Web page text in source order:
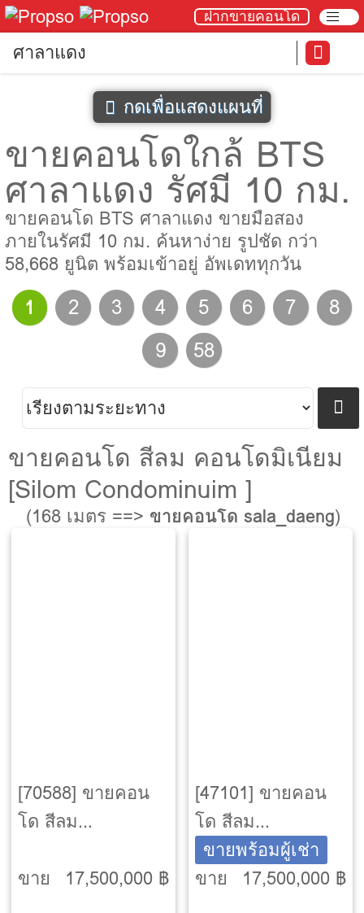
ศาลาแดง
ฝากขายคอนโด
กดเพื่อแสดงแผนที่
ขายคอนโดใกล้ BTS
ศาลาแดง รัศมี 10 กม.
ขายคอนโด BTS ศาลาแดง ขายมือสอง
ภายในรัศมี 10 กม. ค้นหาง่าย รูปชัด กว่า
58,668 ยูนิต พร้อมเข้าอยู่ อัพเดททุกวัน
1 2 3 4 5 6 7
8
9
58
ขายคอนโด สีลม คอนโดมิเนียม
[Silom Condominuim ]
(168 เมตร ==> ขายคอนโด sala_daeng)
[70588] ขายคอน
โด สีลม
[Silom
ขาย 17,500,000 ฿
[47101] ขายคอน
โด สีลม
คอนโดมิเนียม
[Silom
ขายพร้อมผู้เช่า
ขาย
17,500,000 ฿